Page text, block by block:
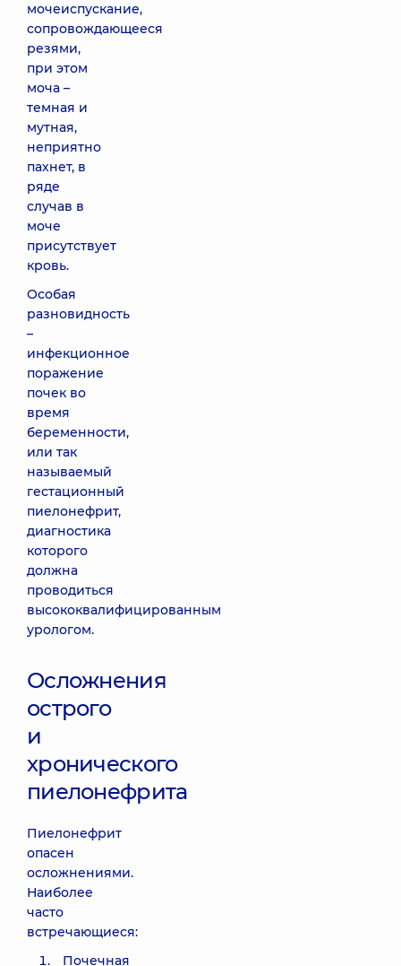
мочеиспускание,
сопровождающееся
резями,
при этом
моча –
темная и
мутная,
неприятно
пахнет, в
ряде
случав в
моче
присутствует
кровь.
Особая
разновидность
–
инфекционное
поражение
почек во
время
беременности,
или так
называемый
гестационный
пиелонефрит,
диагностика
которого
должна
проводиться
высококвалифицированным
урологом.
Осложнения
острого
и
хронического
пиелонефрита
Пиелонефрит
опасен
осложнениями.
Наиболее
часто
встречающиеся:
Почечная